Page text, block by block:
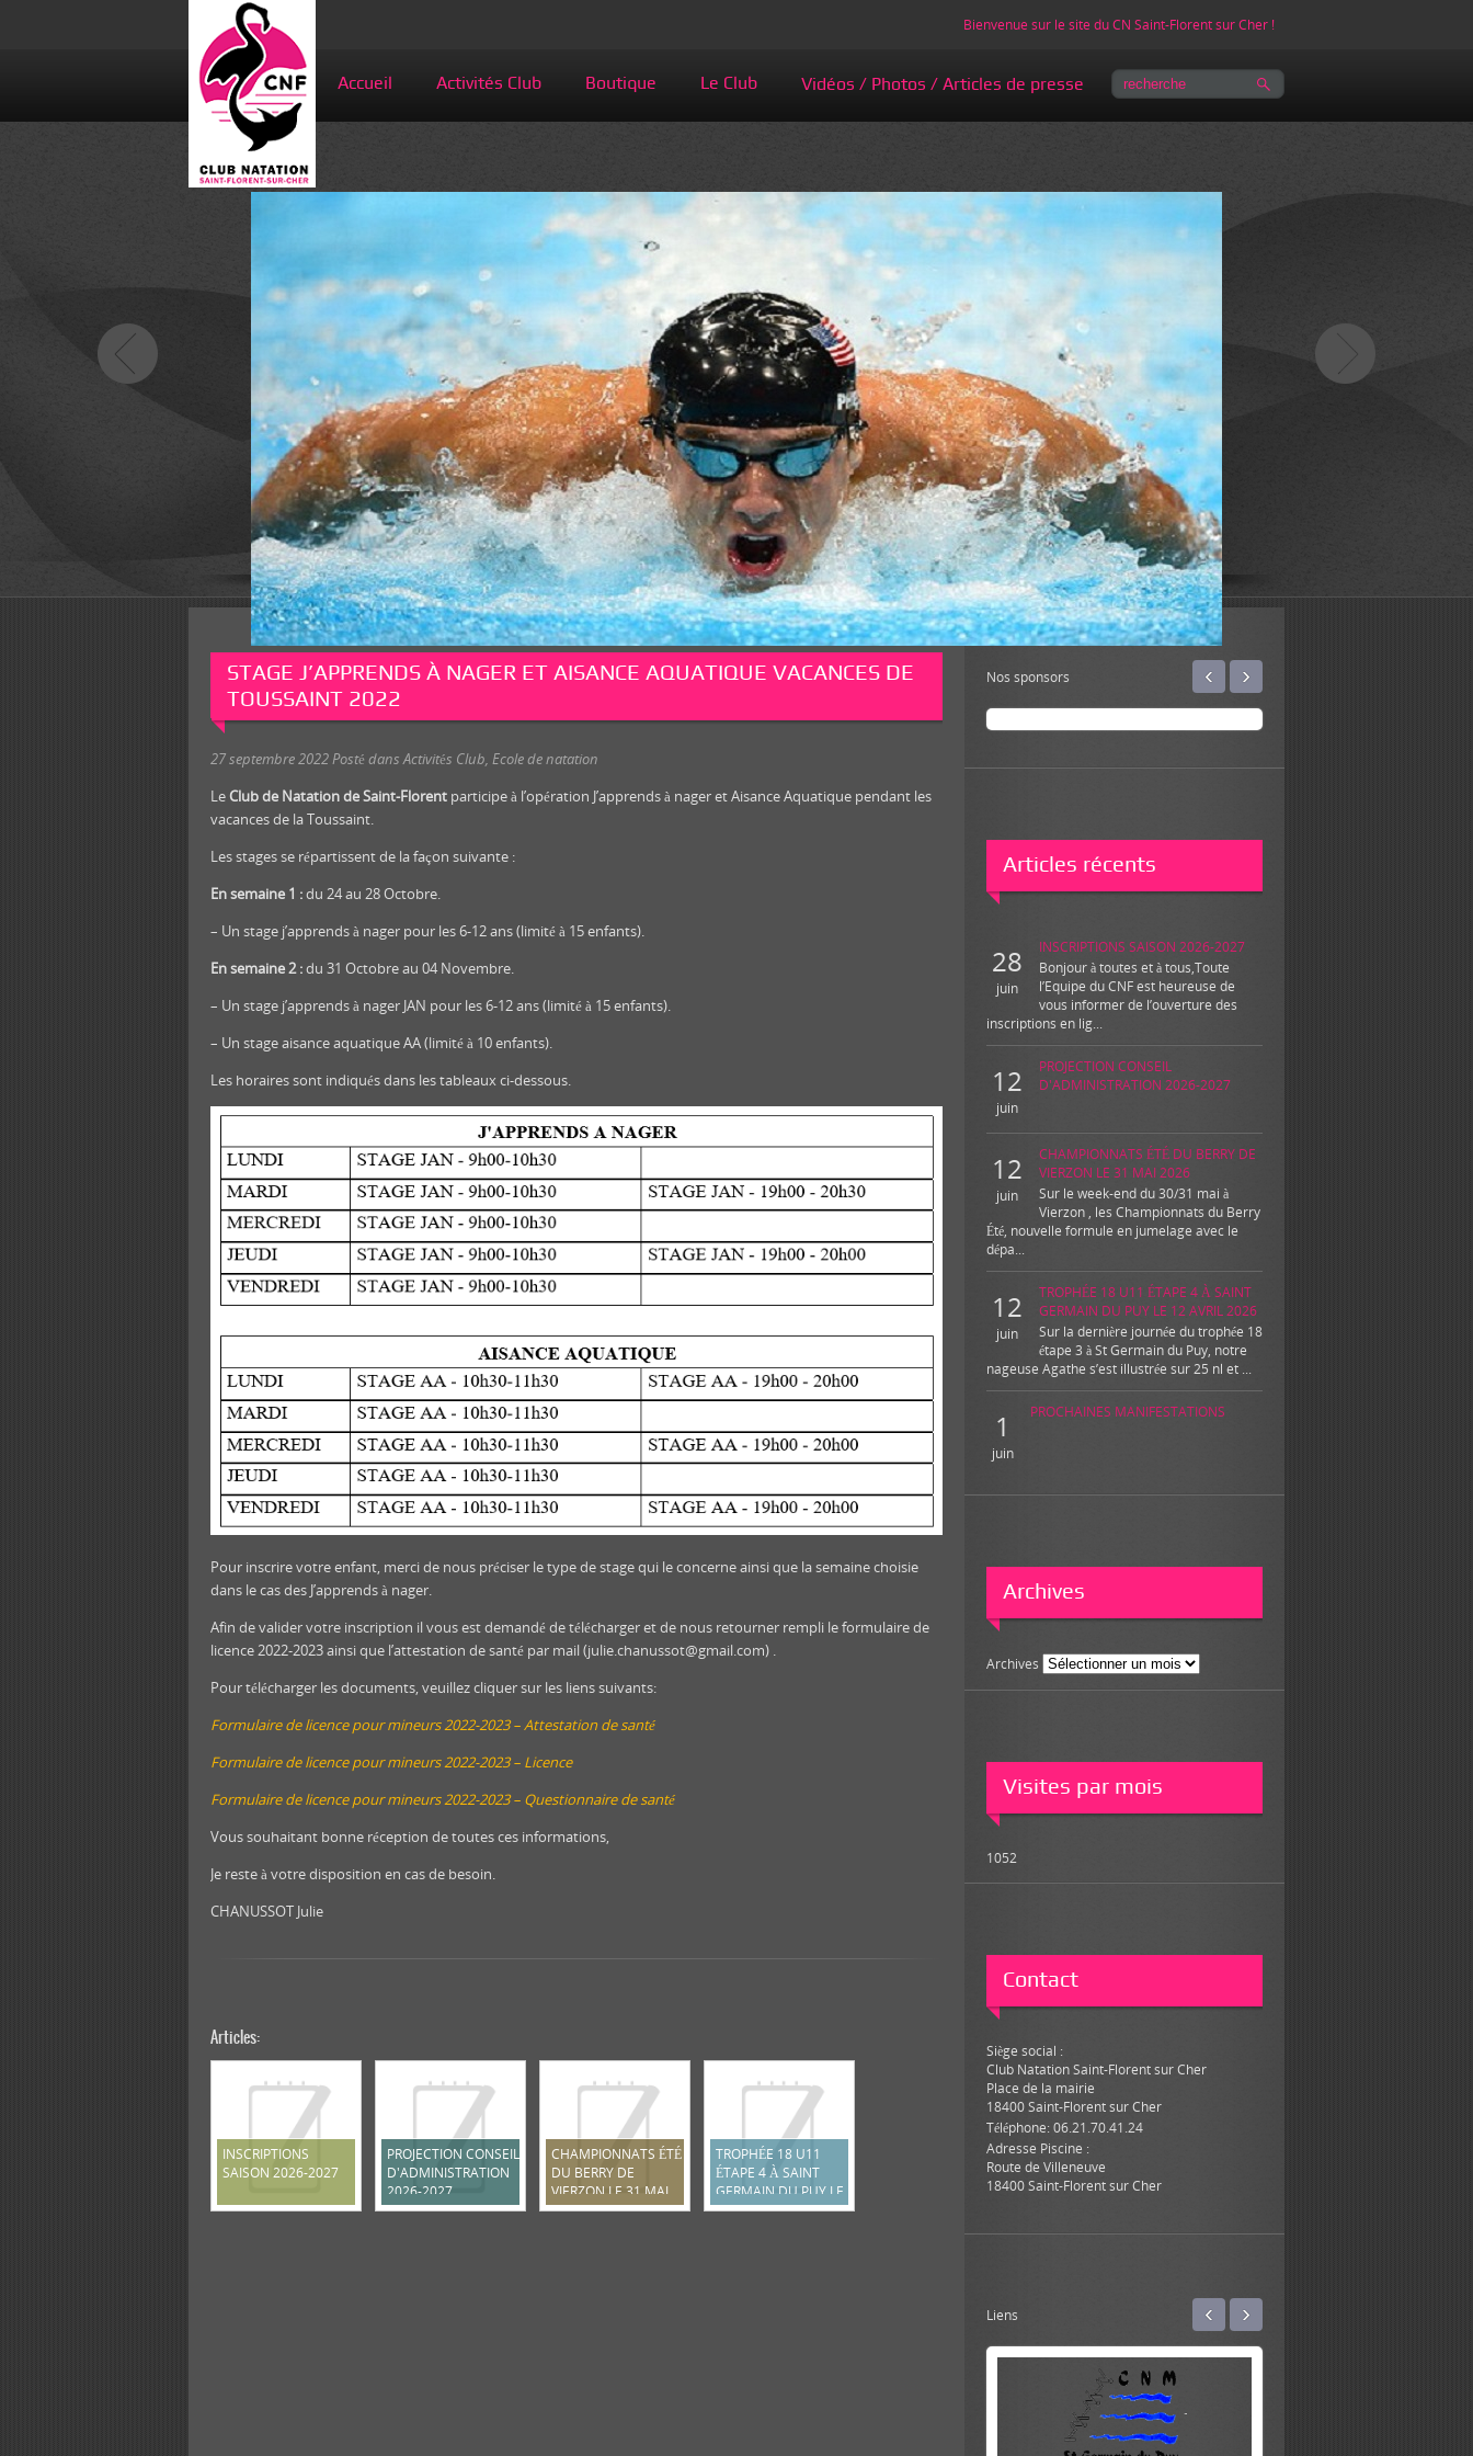
Bienvenue sur le site du CN Saint-Florent sur Cher !
Accueil Activités Club Boutique Le Club Vidéos / Photos / Articles de presse
Nos sponsors ‹ ›
Articles récents
28
juin
INSCRIPTIONS SAISON 2026-2027
Bonjour à toutes et à tous,Toute
l’Equipe du CNF est heureuse de
vous informer de l’ouverture des
inscriptions en lig...
12
juin
PROJECTION CONSEIL
D'ADMINISTRATION 2026-2027
12
juin
CHAMPIONNATS ÉTÉ DU BERRY DE
VIERZON LE 31 MAI 2026
Sur le week-end du 30/31 mai à
Vierzon , les Championnats du Berry
Été, nouvelle formule en jumelage avec le
dépa...
12
juin
TROPHÉE 18 U11 ÉTAPE 4 À SAINT
GERMAIN DU PUY LE 12 AVRIL 2026
Sur la dernière journée du trophée 18
étape 3 à St Germain du Puy, notre
nageuse Agathe s’est illustrée sur 25 nl et ...
1
juin
PROCHAINES MANIFESTATIONS
Archives
Archives
Visites par mois
1052
Contact
Siège social :
Club Natation Saint-Florent sur Cher
Place de la mairie
18400 Saint-Florent sur Cher
Téléphone: 06.21.70.41.24
Adresse Piscine :
Route de Villeneuve
18400 Saint-Florent sur Cher
Liens ‹ ›
STAGE J’APPRENDS À NAGER ET AISANCE AQUATIQUE VACANCES DE
TOUSSAINT 2022
27 septembre 2022Posté dansActivités Club, Ecole de natation
LeClub de Natation de Saint-Florent participe à l’opération J’apprends à nager et Aisance Aquatique pendant les
vacances de la Toussaint.
Les stages se répartissent de la façon suivante :
En semaine 1 :du 24 au 28 Octobre.
– Un stage j’apprends à nager pour les 6-12 ans (limité à 15 enfants).
En semaine 2 :du 31 Octobre au 04 Novembre.
– Un stage j’apprends à nager JAN pour les 6-12 ans (limité à 15 enfants).
– Un stage aisance aquatique AA (limité à 10 enfants).
Les horaires sont indiqués dans les tableaux ci-dessous.
Pour inscrire votre enfant, merci de nous préciser le type de stage qui le concerne ainsi que la semaine choisie
dans le cas des J’apprends à nager.
Afin de valider votre inscription il vous est demandé de télécharger et de nous retourner rempli le formulaire de
licence 2022-2023 ainsi que l’attestation de santé par mail (julie.chanussot@gmail.com) .
Pour télécharger les documents, veuillez cliquer sur les liens suivants:
Formulaire de licence pour mineurs 2022-2023 – Attestation de santé
Formulaire de licence pour mineurs 2022-2023 – Licence
Formulaire de licence pour mineurs 2022-2023 – Questionnaire de santé
Vous souhaitant bonne réception de toutes ces informations,
Je reste à votre disposition en cas de besoin.
CHANUSSOT Julie
Articles:
INSCRIPTIONS
SAISON 2026-2027
PROJECTION CONSEIL
D'ADMINISTRATION
2026-2027
CHAMPIONNATS ÉTÉ
DU BERRY DE
VIERZON LE 31 MAI
2026
TROPHÉE 18 U11
ÉTAPE 4 À SAINT
GERMAIN DU PUY LE
12 AVRIL 2026